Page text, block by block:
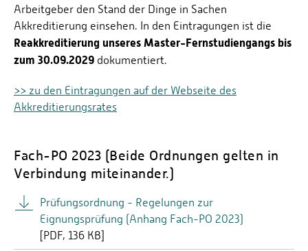
Arbeitgeber den Stand der Dinge in Sachen
Akkreditierung einsehen. In den Eintragungen ist die
Reakkreditierung unseres Master-Fernstudiengangs bis
zum 30.09.2029 dokumentiert.
>> zu den Eintragungen auf der Webseite des
Akkreditierungsrates
Fach-PO 2023 (Beide Ordnungen gelten in
Verbindung miteinander.)
Prüfungsordnung - Regelungen zur
Eignungsprüfung (Anhang Fach-PO 2023)
[PDF 136 KB]